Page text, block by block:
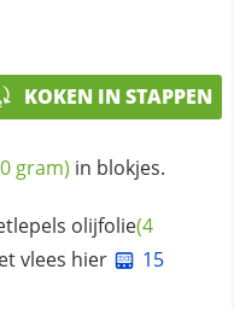
KOKEN IN STAPPEN
gram) in blokjes.
olijfolie(4
vlees hier
15